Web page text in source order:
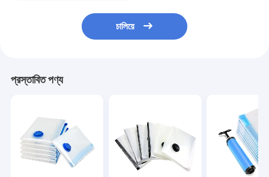
চালিয়ে
প্রস্তাবিত পণ্য